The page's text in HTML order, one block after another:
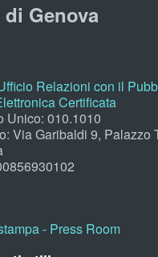
Genova
Relazioni con il
Certificata
Unico: 010.1010
Via Garibaldi 9, Palazzo
- Press Room